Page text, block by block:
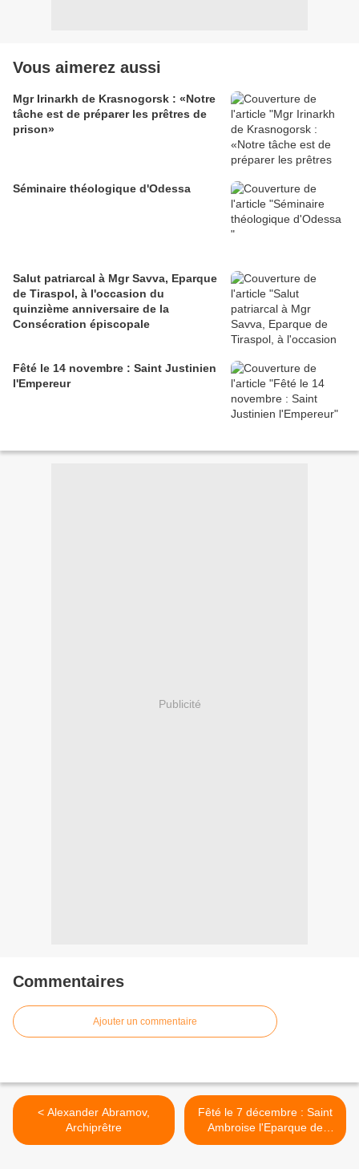
Vous aimerez aussi
Mgr Irinarkh de Krasnogorsk : «Notre
tâche est de préparer les prêtres de
prison»
Séminaire théologique d'Odessa
Salut patriarcal à Mgr Savva, Eparque
de Tiraspol, à l'occasion du
quinzième anniversaire de la
Consécration épiscopale
Fêté le 14 novembre : Saint Justinien
l'Empereur
Publicité
Commentaires
Ajouter un commentaire
< Alexander Abramov,
Archiprêtre
Fêté le 7 décembre : Saint
Ambroise l'Eparque de
Milan >